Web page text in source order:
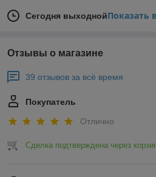
Сегодня выходнойПоказать
Отзывы о магазине
39 отзывов за всё время
Покупатель
Отлично
Сделка подтверждена через